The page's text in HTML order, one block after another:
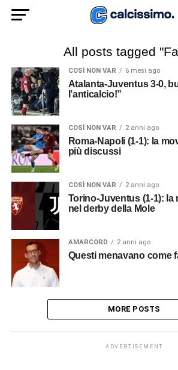
All posts tagged
COSÌ NON VAR 6 mesi ago
Atalanta-Juventus 3-0,
l’anticalcio!”
COSÌ NON VAR 2 anni ago
Roma-Napoli (1-1): la
più discussi
COSÌ NON VAR 2 anni ago
Torino-Juventus (1-1): la
nel derby della Mole
AMARCORD 2 anni ago
Questi menavano come
MORE POSTS
ADVERTISEMENT